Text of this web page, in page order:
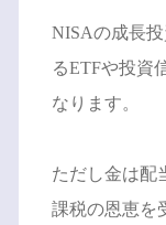
NISAの成長
るETFや投資
なります。
ただし金は配
課税の恩恵を